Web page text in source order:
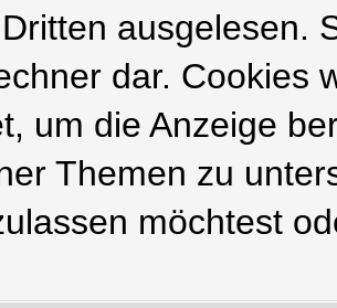
ausgelesen.
dar. Cookies
um die Anzeige
Themen zu
möchtest